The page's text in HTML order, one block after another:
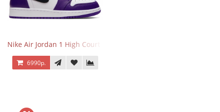
Nike Air Jordan 1 High Court Purple 2.0
6990р.